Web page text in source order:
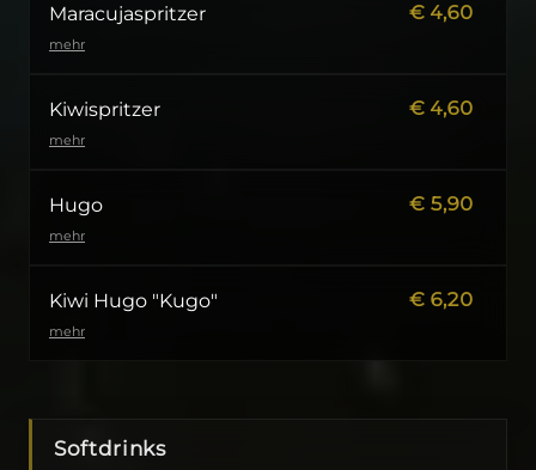
Maracujaspritzer € 4,60
mehr
Kiwispritzer € 4,60
mehr
Hugo € 5,90
mehr
Kiwi Hugo "Kugo" € 6,20
mehr
Softdrinks